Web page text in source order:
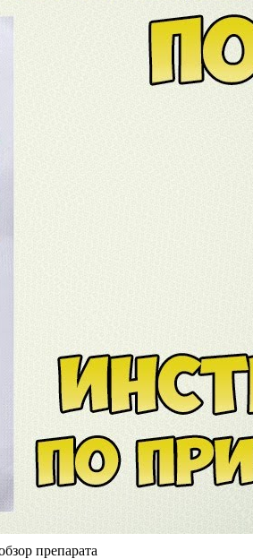
препарата